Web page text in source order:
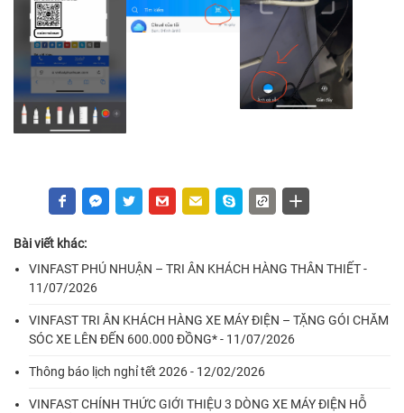
Bài viết khác:
VINFAST PHÚ NHUẬN – TRI ÂN KHÁCH HÀNG THÂN THIẾT -
11/07/2026
VINFAST TRI ÂN KHÁCH HÀNG XE MÁY ĐIỆN – TẶNG GÓI CHĂM
SÓC XE LÊN ĐẾN 600.000 ĐỒNG* - 11/07/2026
Thông báo lịch nghỉ tết 2026 - 12/02/2026
VINFAST CHÍNH THỨC GIỚI THIỆU 3 DÒNG XE MÁY ĐIỆN HỖ